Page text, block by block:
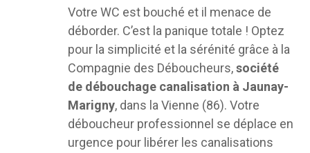
Votre WC est bouché et il menace de
déborder. C’est la panique totale ! Optez
pour la simplicité et la sérénité grâce à la
Compagnie des Déboucheurs,société
de débouchage canalisation à Jaunay-
Marigny, dans la Vienne (86). Votre
déboucheur professionnel se déplace en
urgence pour libérer les canalisations